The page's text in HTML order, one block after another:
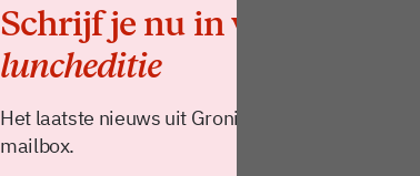
Schrijf je nu in voor de
luncheditie
Het laatste nieuws uit Groningen elke middag in je
mailbox.